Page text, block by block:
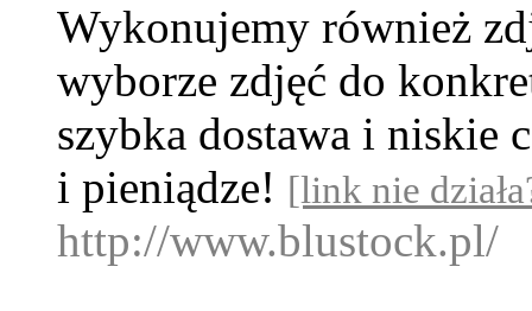
Wykonujemy również
wyborze zdjęć do
szybka dostawa i niskie
i pieniądze! [link nie
http://www.blustock.pl/